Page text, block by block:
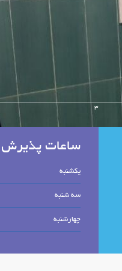
3
ساعات پذیرش
یکشنبه
سه شنبه
چهارشنبه